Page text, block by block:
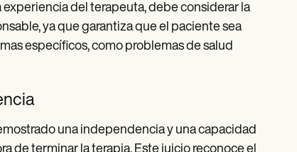
del terapeuta, debe considerar la
ya que garantiza que el paciente sea
específicos, como problemas de salud
una independencia y una capacidad